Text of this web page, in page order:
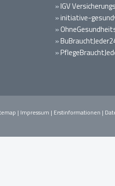
»IGV
»initiative-
»
»
»
| Impressum | Erstinformationen |